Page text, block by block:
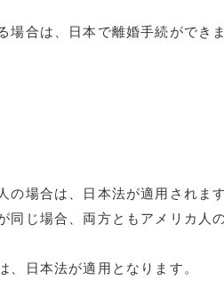
場合は、日本で離婚手続ができま
場合は、日本法が適用されます
同じ場合、両方ともアメリカ人
、日本法が適用となります。